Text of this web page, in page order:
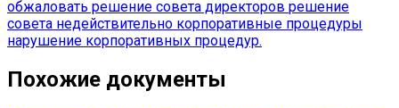
обжаловать решение совета директоров решение
совета недействительно корпоративные процедуры
нарушение корпоративных процедур.
Похожие документы